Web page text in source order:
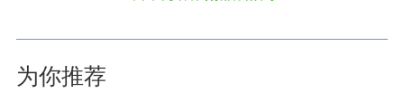
为你推荐